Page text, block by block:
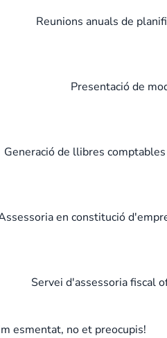
Reunions anuals de
Presentació de
Generació de llibres
en constitució
Servei d'assessoria fiscal
esmentat, no et preocupis!